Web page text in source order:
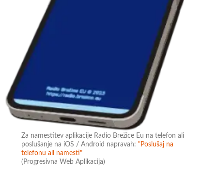
Za namestitev aplikacije Radio Brežice Eu na telefon ali
poslušanje na iOS / Android napravah:"Poslušaj na
telefonu ali namesti"
(Progresivna Web Aplikacija)